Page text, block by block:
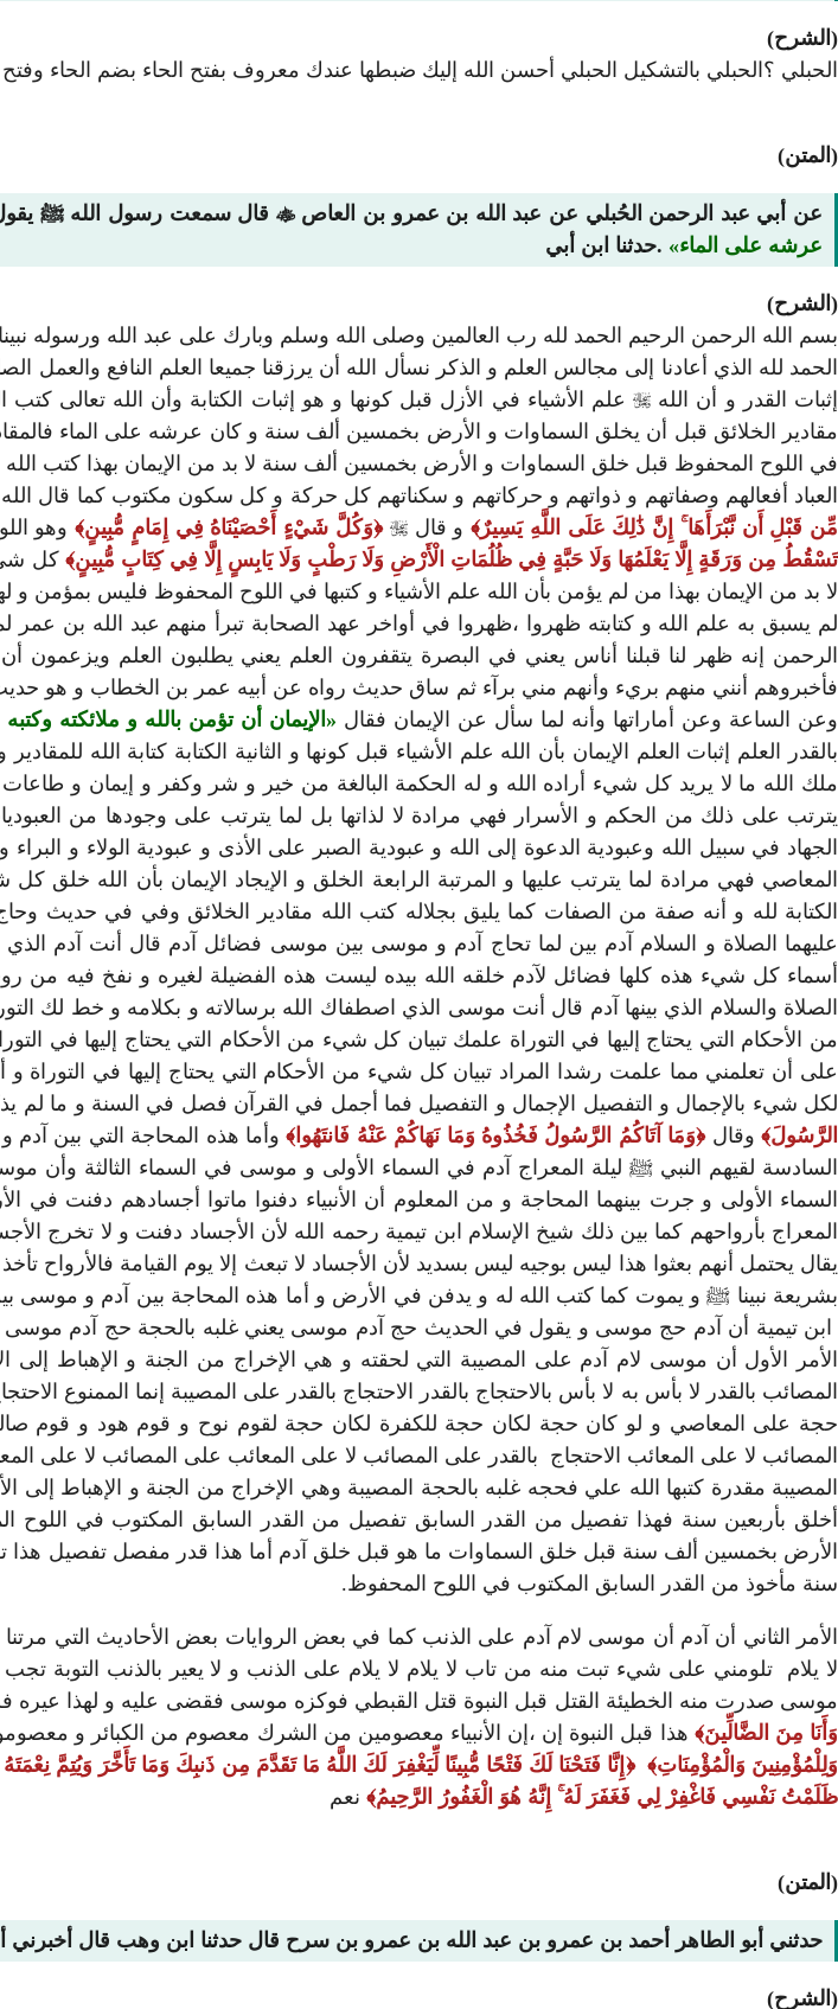
(الشرح)
الحبلي ؟الحبلي بالتشكيل الحبلي أحسن الله إليك ضبطها عندك معروف بفتح الحاء بضم الحاء وفتح
(المتن)
عن أبي عبد الرحمن الحُبلي عن عبد الله بن عمرو بن العاص قال سمعت رسول الله ﷺ
عرشه على الماء
.حدثنا ابن أبي
(الشرح)
بسم الله الرحمن الرحيم الحمد لله رب العالمين وصلى الله وسلم وبارك على عبد الله ورسوله
الحمد لله الذي أعادنا إلى مجالس العلم و الذكر نسأل الله أن يرزقنا جميعا العلم النافع
إثبات القدر و أن الله علم الأشياء في الأزل قبل كونها و هو إثبات الكتابة وأن الله تعالى
مقادير الخلائق قبل أن يخلق السماوات و الأرض بخمسين ألف سنة و كان عرشه على الماء
في اللوح المحفوظ قبل خلق السماوات و الأرض بخمسين ألف سنة لا بد من الإيمان بهذا كتب الله
العباد أفعالهم وصفاتهم و ذواتهم و حركاتهم و سكناتهم كل حركة و كل سكون مكتوب كما قال
مِّن قَبْلِ أَن نَّبْرَأَهَا ۚ إِنَّ ذَٰلِكَ عَلَى اللَّهِ يَسِيرٌ
و قال وَكُلَّ شَيْءٍ أَحْصَيْنَاهُ فِي إِمَامٍ مُّبِينٍ وهو
تَسْقُطُ مِن وَرَقَةٍ إِلَّا يَعْلَمُهَا وَلَا حَبَّةٍ فِي ظُلُمَاتِ الْأَرْضِ وَلَا رَطْبٍ وَلَا يَابِسٍ إِلَّا فِي كِتَابٍ مُّبِينٍ
كل
لا بد من الإيمان بهذا من لم يؤمن بأن الله علم الأشياء و كتبها في اللوح المحفوظ فليس بمؤمن و
لم يسبق به علم الله و كتابته ظهروا ،ظهروا في أواخر عهد الصحابة تبرأ منهم عبد الله بن عمر
الرحمن إنه ظهر لنا قبلنا أناس يعني في البصرة يتقفرون العلم يعني يطلبون العلم
فأخبروهم أنني منهم بريء وأنهم مني برآء ثم ساق حديث رواه عن أبيه عمر بن الخطاب و هو
وعن الساعة وعن أماراتها وأنه لما سأل عن الإيمان فقال
الإيمان أن تؤمن بالله و ملائكته
بالقدر العلم إثبات العلم الإيمان بأن الله علم الأشياء قبل كونها و الثانية الكتابة كتابة الله
ملك الله ما لا يريد كل شيء أراده الله و له الحكمة البالغة من خير و شر وكفر و إيمان و
يترتب على ذلك من الحكم و الأسرار فهي مرادة لا لذاتها بل لما يترتب على وجودها من
الجهاد في سبيل الله وعبودية الدعوة إلى الله و عبودية الصبر على الأذى و عبودية الولاء و
المعاصي فهي مرادة لما يترتب عليها و المرتبة الرابعة الخلق و الإيجاد الإيمان بأن الله
الكتابة لله و أنه صفة من الصفات كما يليق بجلاله كتب الله مقادير الخلائق وفي في
عليهما الصلاة و السلام آدم بين لما تحاج آدم و موسى بين موسى فضائل آدم قال أنت آدم
أسماء كل شيء هذه كلها فضائل لآدم خلقه الله بيده ليست هذه الفضيلة لغيره و نفخ فيه
الصلاة والسلام الذي بينها آدم قال أنت موسى الذي اصطفاك الله برسالاته و بكلامه و خط لك
من الأحكام التي يحتاج إليها في التوراة علمك تبيان كل شيء من الأحكام التي يحتاج إليها
على أن تعلمني مما علمت رشدا المراد تبيان كل شيء من الأحكام التي يحتاج إليها في التوراة و
لكل شيء بالإجمال و التفصيل الإجمال و التفصيل فما أجمل في القرآن فصل في السنة و ما لم
الرَّسُولَ وقال وَمَا آتَاكُمُ الرَّسُولُ فَخُذُوهُ وَمَا نَهَاكُمْ عَنْهُ فَانتَهُوا وأما هذه المحاجة التي بين
السادسة لقيهم النبي ﷺ ليلة المعراج آدم في السماء الأولى و موسى في السماء الثالثة وأن
السماء الأولى و جرت بينهما المحاجة و من المعلوم أن الأنبياء دفنوا ماتوا أجسادهم
المعراج بأرواحهم كما بين ذلك شيخ الإسلام ابن تيمية رحمه الله لأن الأجساد دفنت و لا تخرج
يقال يحتمل أنهم بعثوا هذا ليس بوجيه ليس بسديد لأن الأجساد لا تبعث إلا يوم القيامة
بشريعة نبينا ﷺ و يموت كما كتب الله له و يدفن في الأرض و أما هذه المحاجة بين آدم و موسى
ابن تيمية أن آدم حج موسى و يقول في الحديث حج آدم موسى يعني غلبه بالحجة حج آدم
الأمر الأول أن موسى لام آدم على المصيبة التي لحقته و هي الإخراج من الجنة و الإهباط
المصائب بالقدر لا بأس به لا بأس بالاحتجاج بالقدر الاحتجاج بالقدر على المصيبة إنما الممنوع
حجة على المعاصي و لو كان حجة لكان حجة للكفرة لكان حجة لقوم نوح و قوم هود و قوم
المصائب لا على المعائب الاحتجاج بالقدر على المصائب لا على المعائب على المصائب لا على
المصيبة مقدرة كتبها الله علي فحجه غلبه بالحجة المصيبة وهي الإخراج من الجنة و الإهباط
أخلق بأربعين سنة فهذا تفصيل من القدر السابق تفصيل من القدر السابق المكتوب في اللوح
الأرض بخمسين ألف سنة قبل خلق السماوات ما هو قبل خلق آدم أما هذا قدر مفصل تفصيل هذا
سنة مأخوذ من القدر السابق المكتوب في اللوح المحفوظ.
الأمر الثاني أن آدم أن موسى لام آدم على الذنب كما في بعض الروايات بعض الأحاديث التي
لا يلام تلومني على شيء تبت منه من تاب لا يلام لا يلام على الذنب و لا يعير بالذنب التوبة تجب
موسى صدرت منه الخطيئة القتل قبل النبوة قتل القبطي فوكزه موسى فقضى عليه و لهذا عيره
وَأَنَا مِنَ الضَّالِّينَ
هذا قبل النبوة إن ،إن الأنبياء معصومين من الشرك معصوم من الكبائر و
وَلِلْمُؤْمِنِينَ وَالْمُؤْمِنَاتِ
إِنَّا فَتَحْنَا لَكَ فَتْحًا مُّبِينًا لِّيَغْفِرَ لَكَ اللَّهُ مَا تَقَدَّمَ مِن ذَنبِكَ وَمَا تَأَخَّرَ وَيُتِمَّ
ظَلَمْتُ نَفْسِي فَاغْفِرْ لِي فَغَفَرَ لَهُ ۚ إِنَّهُ هُوَ الْغَفُورُ الرَّحِيمُ
نعم
(المتن)
حدثني أبو الطاهر أحمد بن عمرو بن عبد الله بن عمرو بن سرح قال حدثنا ابن وهب قال
(الشرح)